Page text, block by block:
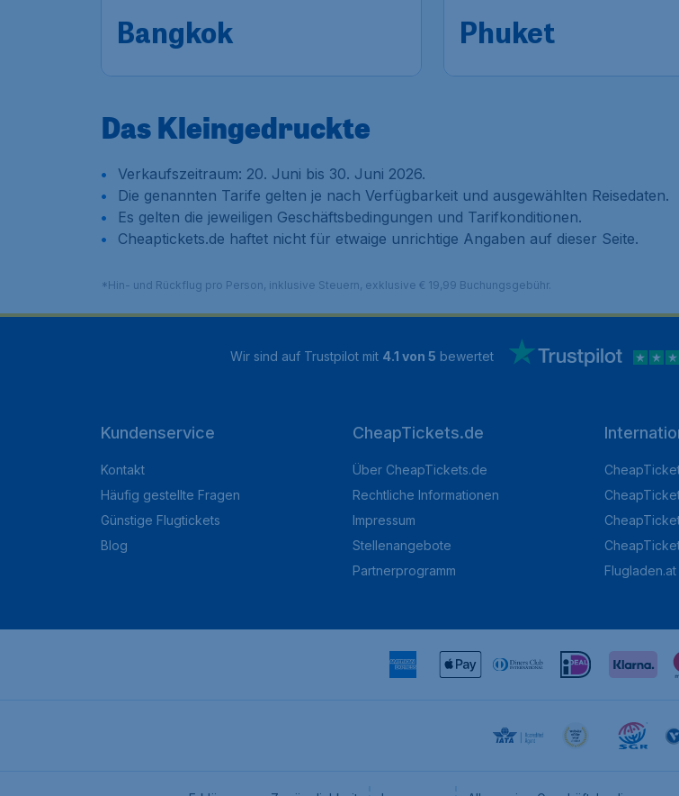
Bangkok
Phuket
Das Kleingedruckte
Verkaufszeitraum: 20. Juni bis 30. Juni 2026.
Die genannten Tarife gelten je nach Verfügbarkeit und ausgewählten Reisedaten.
Es gelten die jeweiligen Geschäftsbedingungen und Tarifkonditionen.
Cheaptickets.de haftet nicht für etwaige unrichtige Angaben auf dieser Seite.
*Hin- und Rückflug pro Person, inklusive Steuern, exklusive € 19,99 Buchungsgebühr.
Wir sind auf Trustpilot mit 4.1 von 5 bewertet
Kundenservice
Kontakt
Häufig gestellte Fragen
Günstige Flugtickets
Blog
CheapTickets.de
Über CheapTickets.de
Rechtliche Informationen
Impressum
Stellenangebote
Partnerprogramm
Flugladen.at